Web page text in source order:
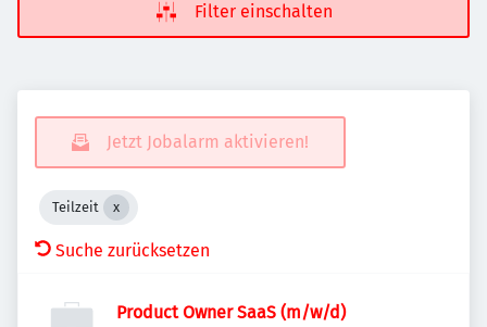
Filter einschalten
Jetzt Jobalarm aktivieren!
Teilzeit
Suche zurücksetzen
Product Owner SaaS (m/w/d)